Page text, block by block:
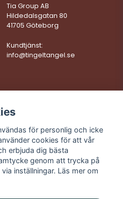
Tia Group AB
Hildedalsgatan 80
41705 Göteborg
Kundtjänst:
info@tingeltangel.se
Vi levererar:
Snabba leveranser
Trygga köp
Fri frakt över 499:-
Trevlig kundtjänst
för personlig och icke
cookies för att vår
erbjuda dig bästa
genom att trycka på
inställningar. Läs mer om